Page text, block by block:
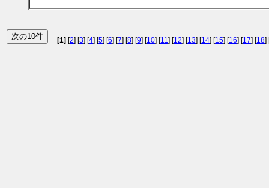
[1] [2] [3] [4] [5] [6] [7] [8] [9] [10] [11] [12] [13] [14] [15] [16] [17] [18]